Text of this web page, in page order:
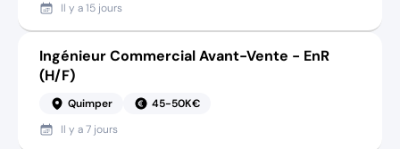
Il y a15 jours
Ingénieur Commercial Avant-Vente - EnR
(H/F)
Quimper
45-50K€
Il y a7 jours